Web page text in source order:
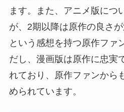
ます。また、アニメ版につ
が、2期以降は原作の良さ
という感想を持つ原作ファ
だし、漫画版は原作に忠実
れており、原作ファンから
められています。